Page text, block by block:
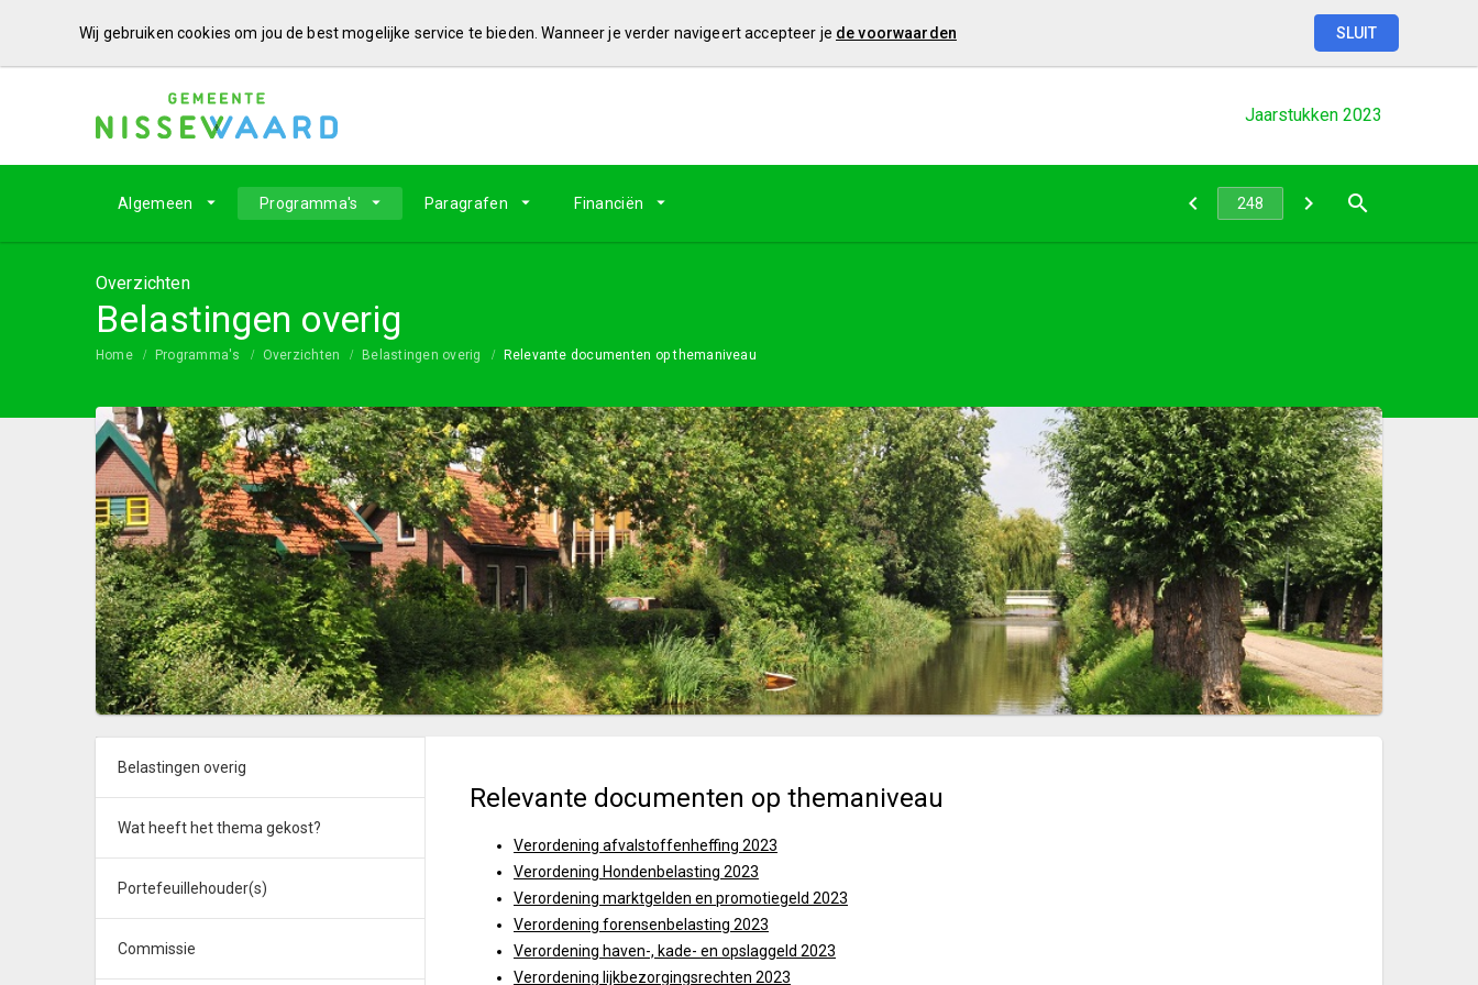
Wij gebruiken cookies om jou de best mogelijke service te bieden. Wanneer je verder navigeert accepteer je de voorwaarden SLUIT
Jaarstukken 2023
Algemeen Programma's Paragrafen Financiën
Overzichten
Belastingen overig
Home Programma's Overzichten Belastingen overig Relevante documenten op themaniveau
Belastingen overig
Wat heeft het thema gekost?
Portefeuillehouder(s)
Commissie
Relevante documenten op themaniveau
Verordening afvalstoffenheffing 2023
Verordening Hondenbelasting 2023
Verordening marktgelden en promotiegeld 2023
Verordening forensenbelasting 2023
Verordening haven-, kade- en opslaggeld 2023
Verordening lijkbezorgingsrechten 2023